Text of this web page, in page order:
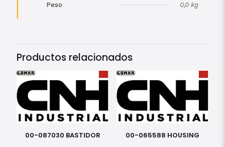
Peso 0,0 kg
Productos relacionados
00-087030 BASTIDOR 00-065588 HOUSING